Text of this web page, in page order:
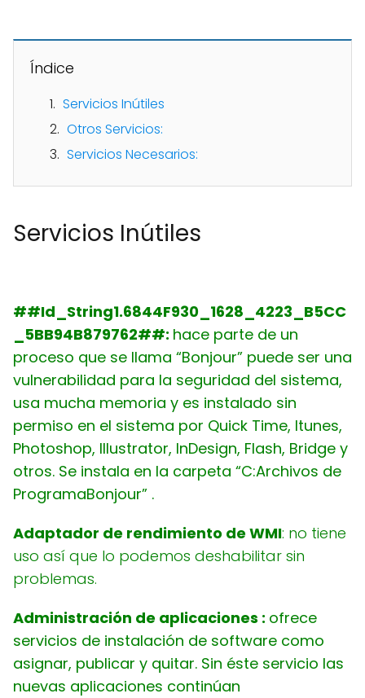
Índice
Servicios Inútiles
Otros Servicios:
Servicios Necesarios:
Servicios Inútiles
##Id_String1.6844F930_1628_4223_B5CC
_5BB94B879762##: hace parte de un
proceso que se llama “Bonjour” puede ser una
vulnerabilidad para la seguridad del sistema,
usa mucha memoria y es instalado sin
permiso en el sistema por Quick Time, Itunes,
Photoshop, Illustrator, InDesign, Flash, Bridge y
otros. Se instala en la carpeta “C:Archivos de
ProgramaBonjour” .
Adaptador de rendimiento de WMI: no tiene
uso así que lo podemos deshabilitar sin
problemas.
Administración de aplicaciones : ofrece
servicios de instalación de software como
asignar, publicar y quitar. Sin éste servicio las
nuevas aplicaciones continúan